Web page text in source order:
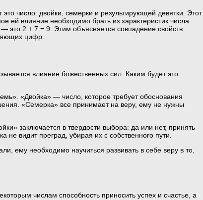
число: двойки, семерки и результирующей девятки. Этот
ей влияние необходимо брать из характеристик числа
это 2 + 7 = 9. Этим объясняется совпадение свойств
цифр.
влияние божественных сил. Каким будет это
«Двойка» — число, которое требует обоснования
«Семерка» все принимает на веру, ему не нужны
заключается в твердости выбора: да или нет, принять
видит преград, убирая их с собственного пути.
ему необходимо научиться развивать в себе веру в то,
числам способность приносить успех и счастье, а